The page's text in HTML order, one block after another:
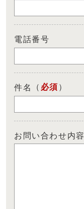
電話番号
件名 （ 必須 ）
お問い合わせ内容